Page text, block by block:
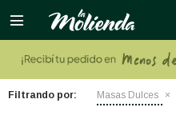

Filtrando por: Masas Dulces